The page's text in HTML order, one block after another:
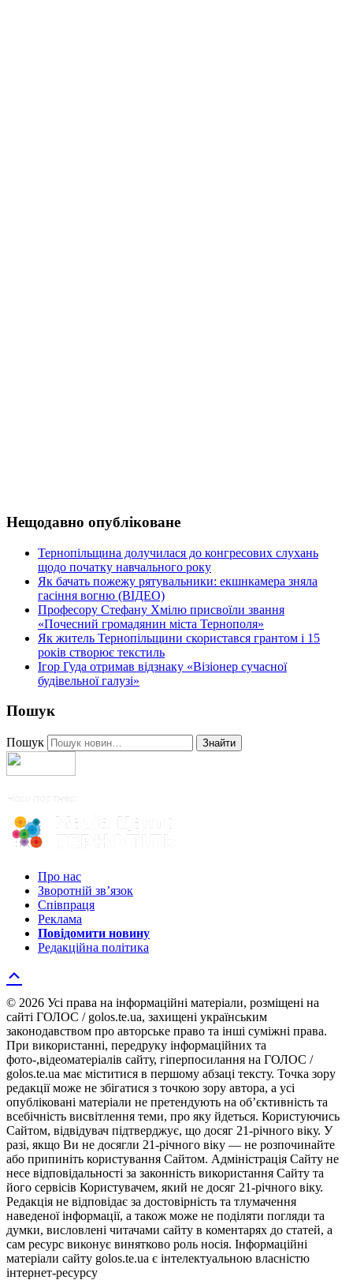
Нещодавно опубліковане
Тернопільщина долучилася до конгресових слухань
щодо початку навчального року
Як бачать пожежу рятувальники: екшнкамера зняла
гасіння вогню (ВІДЕО)
Професору Стефану Хмілю присвоїли звання
«Почесний громадянин міста Тернополя»
Як житель Тернопільщини скористався грантом і 15
років створює текстиль
Ігор Гуда отримав відзнаку «Візіонер сучасної
будівельної галузі»
Пошук
Пошук Знайти
Про нас
Зворотній зв’язок
Співпраця
Реклама
Повідомити новину
Редакційна політика
© 2026 Усі права на інформаційні матеріали, розміщені на
сайті ГОЛОС / golos.te.ua, захищені українським
законодавством про авторське право та інші суміжні права.
При використанні, передруку інформаційних та
фото-,відеоматеріалів сайту, гіперпосилання на ГОЛОС /
golos.te.ua має міститися в першому абзаці тексту. Точка зору
редакції може не збігатися з точкою зору автора, а усі
опубліковані матеріали не претендують на об’єктивність та
всебічність висвітлення теми, про яку йдеться. Користуючись
Сайтом, відвідувач підтверджує, що досяг 21-річного віку. У
разі, якщо Ви не досягли 21-річного віку — не розпочинайте
або припиніть користування Сайтом. Адміністрація Сайту не
несе відповідальності за законність використання Сайту та
його сервісів Користувачем, який не досяг 21-річного віку.
Редакція не відповідає за достовірність та тлумачення
наведеної інформації, а також може не поділяти погляди та
думки, висловлені читачами сайту в коментарях до статей, а
сам ресурс виконує винятково роль носія. Інформаційні
матеріали сайту golos.te.ua є інтелектуальною власністю
інтернет-ресурсу